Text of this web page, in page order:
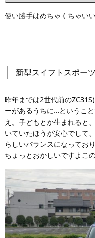
使い勝手はめちゃくちゃい
新型スイフトスポーツ
昨年までは2世代前の
ーがあるうちに…というこ
え。子どもとか生まれると
いていたほうが安心でして
らしいバランスになってお
ちょっとおかしいですよこ